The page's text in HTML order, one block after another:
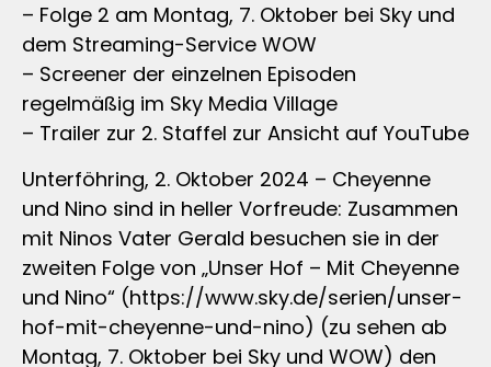
– Folge 2 am Montag, 7. Oktober bei Sky und
dem Streaming-Service WOW
– Screener der einzelnen Episoden
regelmäßig im Sky Media Village
– Trailer zur 2. Staffel zur Ansicht auf YouTube
Unterföhring, 2. Oktober 2024 – Cheyenne
und Nino sind in heller Vorfreude: Zusammen
mit Ninos Vater Gerald besuchen sie in der
zweiten Folge von „Unser Hof – Mit Cheyenne
und Nino“ (https://www.sky.de/serien/unser-
hof-mit-cheyenne-und-nino) (zu sehen ab
Montag, 7. Oktober bei Sky und WOW) den